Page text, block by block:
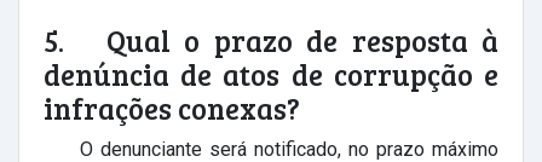
5. Qual o prazo de resposta à
denúncia de atos de corrupção e
infrações conexas?
O denunciante será notificado, no prazo máximo